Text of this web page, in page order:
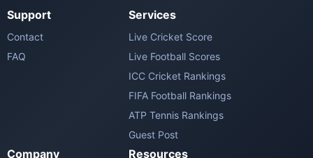
Support
Contact
FAQ
Services
Live Cricket Score
Live Football Scores
ICC Cricket Rankings
FIFA Football Rankings
ATP Tennis Rankings
Guest Post
Company Resources